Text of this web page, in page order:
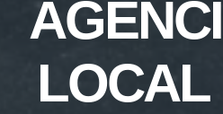
LOCAL